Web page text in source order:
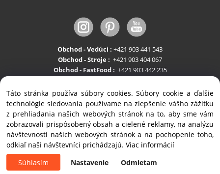
Obchod - Vedúci : +421 903 441 543
Obchod - Stroje : +421 903 404 067
Obchod - FastFood : +421 903 442 235
Copyright © 2020 ALVEX, spol.s r.o., All rights reserved | Štefánikova 35, SK-900 28
Ivanka pri Dunaji
Táto stránka používa súbory cookies. Súbory cookie a ďalšie
technológie sledovania používame na zlepšenie vášho zážitku
z prehliadania našich webových stránok na to, aby sme vám
zobrazovali prispôsobený obsah a cielené reklamy, na analýzu
návštevnosti našich webových stránok a na pochopenie toho,
odkiaľ naši návštevníci prichádzajú. Viac informácií
Súhlasím
Nastavenie Odmietam